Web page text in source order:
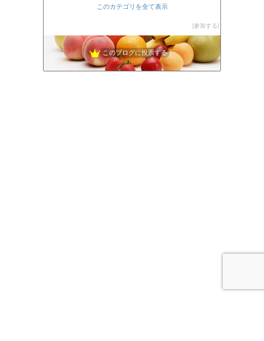
このカテゴリを全て表示
参加する
このブログに投票する